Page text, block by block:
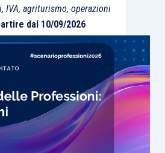
IVA, agriturismo, operazioni
dal 10/09/2026